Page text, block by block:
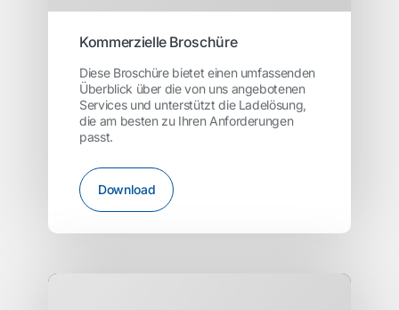
Kommerzielle Broschüre
Diese Broschüre bietet einen umfassenden
Überblick über die von uns angebotenen
Services und unterstützt die Ladelösung,
die am besten zu Ihren Anforderungen
passt.
Download